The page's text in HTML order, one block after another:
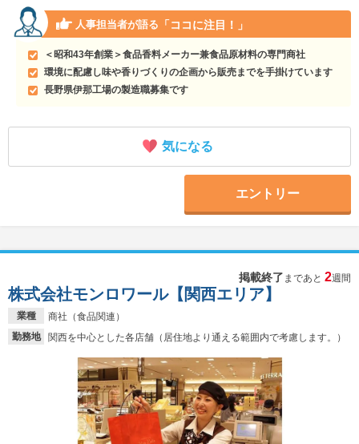
人事担当者が語る 「ココに注目！」
＜昭和43年創業＞食品香料メーカー兼食品原材料の専門商社
環境に配慮し味や香りづくりの企画から販売までを手掛けています
長野県伊那工場の製造職募集です
気になる
エントリー
掲載終了 まであと 2週間
業種
商社（食品関連）
勤務地
関西を中心とした各店舗（居住地より通える範囲内で考慮します。）
株式会社モンロワール【関西エリア】